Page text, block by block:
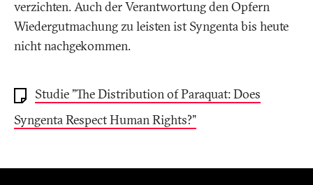
verzichten. Auch der Verantwortung den Opfern
Wiedergutmachung zu leisten ist Syngenta bis heute
nicht nachgekommen.
Studie "The Distribution of Paraquat: Does
Syngenta Respect Human Rights?"